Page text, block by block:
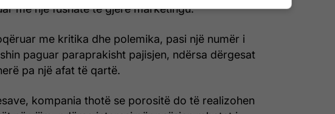
me një fushatë të gjerë marketingu.
me kritika dhe polemika, pasi një numër i
paguar paraprakisht pajisjen, ndërsa dërgesat
pa një afat të qartë.
kompania thotë se porositë do të realizohen